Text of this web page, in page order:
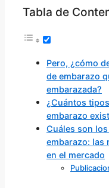
Tabla de
Pero, ¿cómo
de embarazo
embarazada?
¿Cuántos
embarazo
Cuáles son
embarazo: las
en el mercado